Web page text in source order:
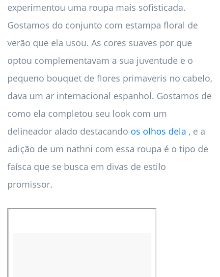
experimentou uma roupa mais sofisticada.
Gostamos do conjunto com estampa floral de
verão que ela usou. As cores suaves por que
optou complementavam a sua juventude e o
pequeno bouquet de flores primaveris no cabelo,
dava um ar internacional espanhol. Gostamos de
como ela completou seu look com um
delineador alado destacando os olhos dela , e a
adição de um nathni com essa roupa é o tipo de
faísca que se busca em divas de estilo
promissor.